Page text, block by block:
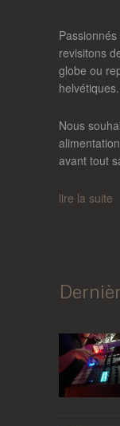
revisitons
globe ou
helvétiques.
Nous
avant tout
lire la suite